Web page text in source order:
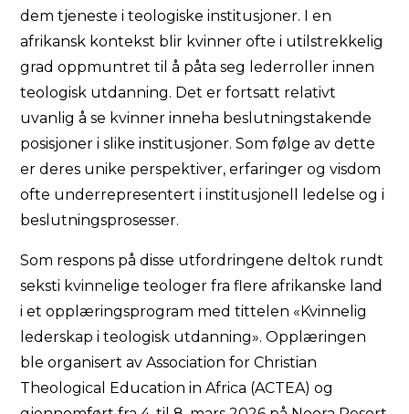
dem tjeneste i teologiske institusjoner. I en
afrikansk kontekst blir kvinner ofte i utilstrekkelig
grad oppmuntret til å påta seg lederroller innen
teologisk utdanning. Det er fortsatt relativt
uvanlig å se kvinner inneha beslutningstakende
posisjoner i slike institusjoner. Som følge av dette
er deres unike perspektiver, erfaringer og visdom
ofte underrepresentert i institusjonell ledelse og i
beslutningsprosesser.
Som respons på disse utfordringene deltok rundt
seksti kvinnelige teologer fra flere afrikanske land
i et opplæringsprogram med tittelen «Kvinnelig
lederskap i teologisk utdanning». Opplæringen
ble organisert av Association for Christian
Theological Education in Africa (ACTEA) og